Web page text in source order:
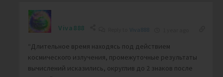
Viva888 Viva888
“Длительное время находясь под действием
космического излучения, промежуточные результаты
вычислений исказились, округлив до 2 знаков после